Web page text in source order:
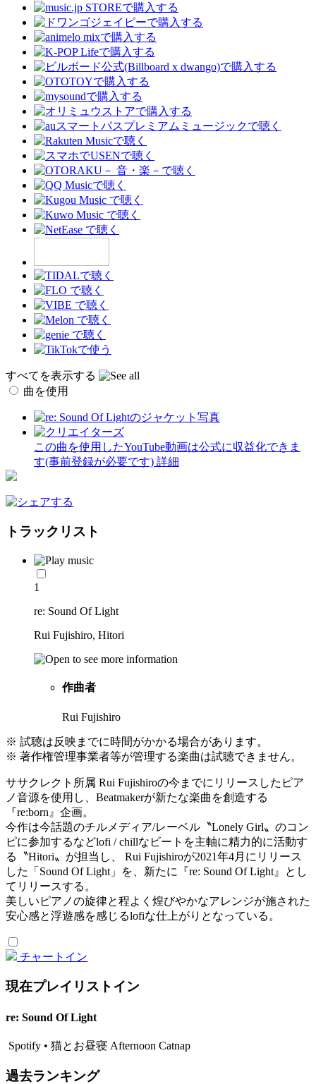
すべてを表示する
曲を使用
この曲を使用したYouTube動画は公式に収益化できま
す(事前登録が必要です) 詳細
トラックリスト
1
re: Sound Of Light
Rui Fujishiro, Hitori
作曲者
Rui Fujishiro
※ 試聴は反映までに時間がかかる場合があります。
※ 著作権管理事業者等が管理する楽曲は試聴できません。
ササクレクト所属 Rui Fujishiroの今までにリリースしたピア
ノ音源を使用し、Beatmakerが新たな楽曲を創造する
『re:born』企画。
今作は今話題のチルメディア/レーベル〝Lonely Girl〟のコン
ピに参加するなどlofi / chillなビートを主軸に精力的に活動す
る〝Hitori〟が担当し、 Rui Fujishiroが2021年4月にリリース
した「Sound Of Light」を、新たに『re: Sound Of Light』とし
てリリースする。
美しいピアノの旋律と程よく煌びやかなアレンジが施された
安心感と浮遊感を感じるlofiな仕上がりとなっている。
チャートイン
現在プレイリストイン
re: Sound Of Light
Spotify • 猫とお昼寝 Afternoon Catnap
過去ランキング